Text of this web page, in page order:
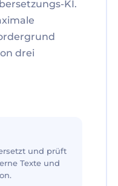
KI.
drei
und prüft
Texte und